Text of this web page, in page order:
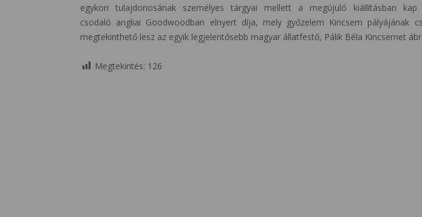
egykori tulajdonosának személyes tárgyai mellett a megújuló kiállításban
csodaló angliai Goodwoodban elnyert díja, mely győzelem Kincsem pályájának
megtekinthető lesz az egyik legjelentősebb magyar állatfestő, Pálik Béla Kincsemet
Megtekintés: 126